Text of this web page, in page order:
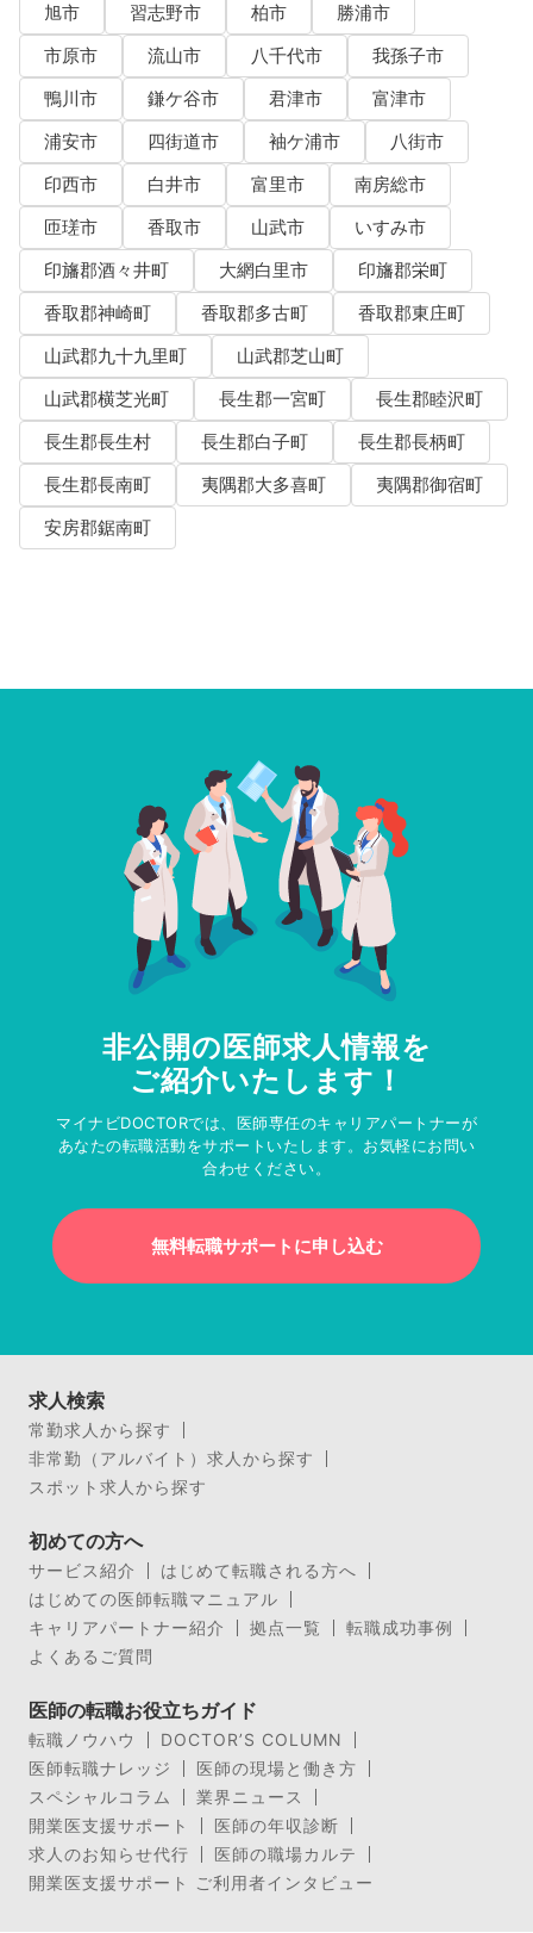
旭市
習志野市 柏市
勝浦市
市原市
流山市 八千代市
我孫子市
鴨川市
鎌ケ谷市 君津市
富津市
浦安市
四街道市 袖ケ浦市
八街市
印西市
白井市 富里市
南房総市
匝瑳市
香取市 山武市
いすみ市
印旛郡酒々井町
大網白里市
印旛郡栄町
香取郡神崎町
香取郡多古町
香取郡東庄町
山武郡九十九里町
山武郡芝山町
山武郡横芝光町
長生郡一宮町
長生郡睦沢町
長生郡長生村
長生郡白子町
長生郡長柄町
長生郡長南町
夷隅郡大多喜町
夷隅郡御宿町
安房郡鋸南町
非公開の医師求人情報を
ご紹介いたします！
マイナビDOCTORでは、医師専任のキャリアパートナーが
あなたの転職活動をサポートいたします。お気軽にお問い
合わせください。
無料転職サポートに申し込む
求人検索
常勤求人から探す
非常勤（アルバイト）求人から探す
スポット求人から探す
初めての方へ
サービス紹介
はじめて転職される方へ
はじめての医師転職マニュアル
キャリアパートナー紹介
拠点一覧
転職成功事例
よくあるご質問
医師の転職お役立ちガイド
転職ノウハウ
DOCTOR’S COLUMN
医師転職ナレッジ
医師の現場と働き方
スペシャルコラム
業界ニュース
開業医支援サポート
医師の年収診断
求人のお知らせ代行
医師の職場カルテ
開業医支援サポート ご利用者インタビュー